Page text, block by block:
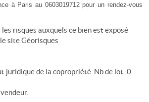
à Paris au 0603019712 pour un rendez-vous
risques auxquels ce bien est exposé
le siteGéorisques
juridique de la copropriété. Nb de lot :0.